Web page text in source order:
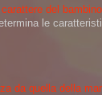
del bambino
le
da quella della